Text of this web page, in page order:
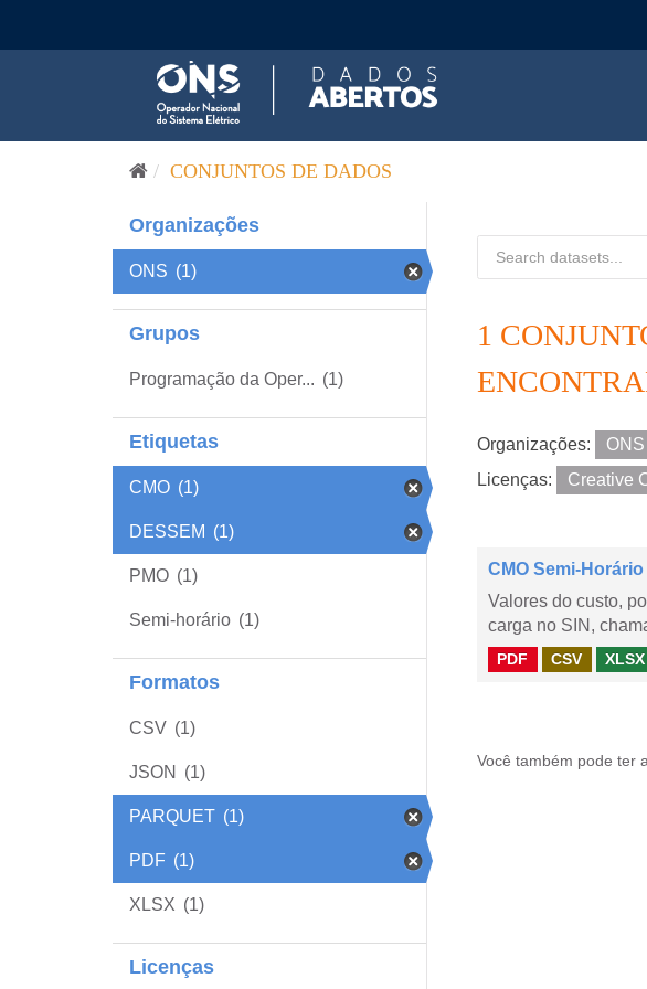
CONJUNTOS DE DADOS
Organizações
ONS (1)
Grupos
Programação da Oper... (1)
Etiquetas
CMO (1)
DESSEM (1)
PMO (1)
Semi-horário (1)
Formatos
CSV (1)
JSON (1)
PARQUET (1)
PDF (1)
XLSX (1)
Licenças
1
Organizações: ONS
Licenças:
Creative
CMO Semi-Horário
Valores do custo,
carga no SIN,
PDF CSV XLSX
Você também pode ter